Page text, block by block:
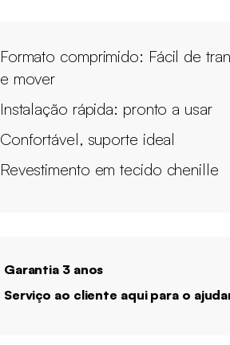
Formato comprimido: Fácil de
e mover
Instalação rápida: pronto a usar
Confortável, suporte ideal
Revestimento em tecido chenille
Garantia 3 anos
Serviço ao cliente aqui para o